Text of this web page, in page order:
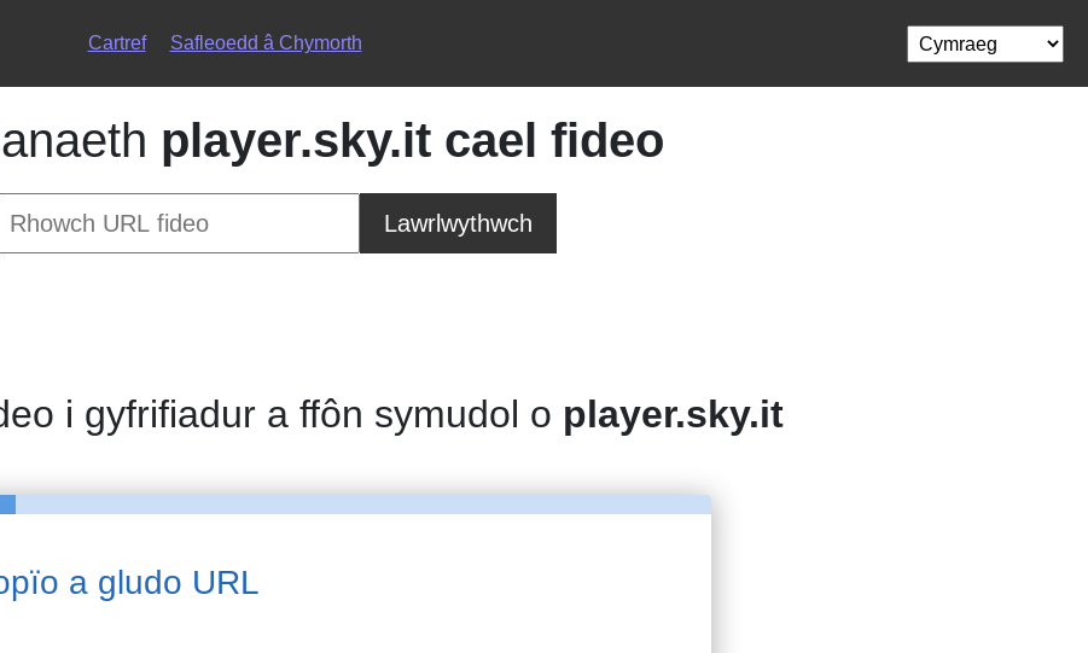
Cartref Safleoedd â Chymorth
player.sky.it cael fideo
Lawrlwythwch
i gyfrifiadur a ffôn symudol o player.sky.it
a gludo URL